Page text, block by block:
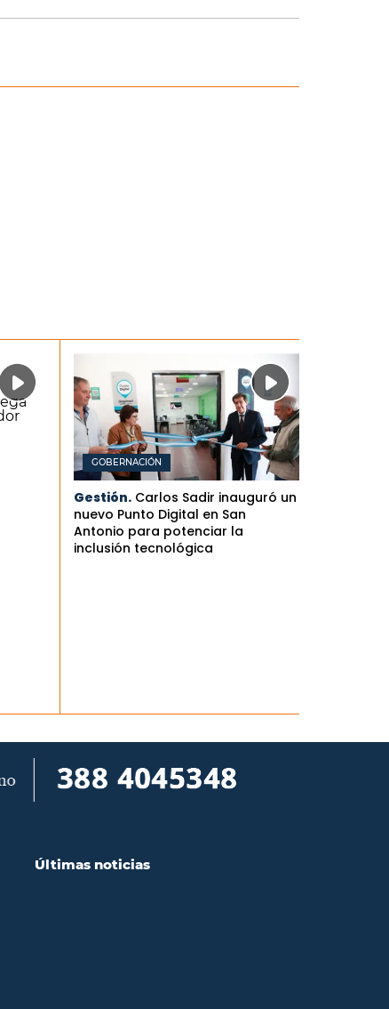
GOBERNACIÓN
Gestión. Carlos Sadir inauguró un
nuevo Punto Digital en San
Antonio para potenciar la
inclusión tecnológica
Últimas noticias